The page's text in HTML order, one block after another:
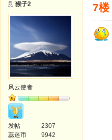
猴子2
风云使者
发帖
2307
蕊迷币
9942
7楼